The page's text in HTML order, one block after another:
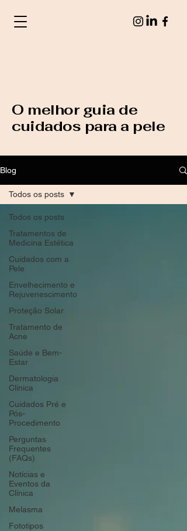
O melhor guia de
cuidados para a pele
Blog
Todos os posts
Tratamentos de
Medicina Estética
Cuidados com a
Pele
Envelhecimento e
Rejuvenescimento
Proteção Solar
Tratamento de
Acne
Saúde e Bem-
Estar
Dermatologia
Clínica
Cuidados Pré e
Pós-
Procedimento
Perguntas
Frequentes
(FAQs)
Notícias e
Eventos da
Clínica
Melasma
Fototipos
Todos os posts